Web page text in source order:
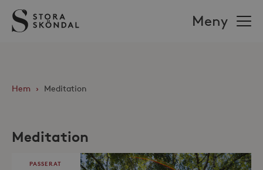
Stora
Sköndal
Meny
Hem › Meditation
Meditation
PASSERAT